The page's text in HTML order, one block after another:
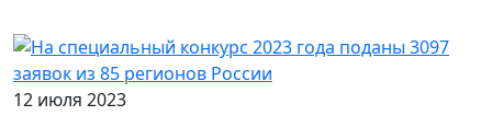
12 июля 2023